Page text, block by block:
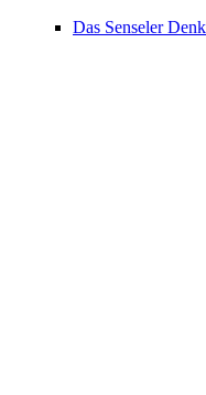
Das Senseler